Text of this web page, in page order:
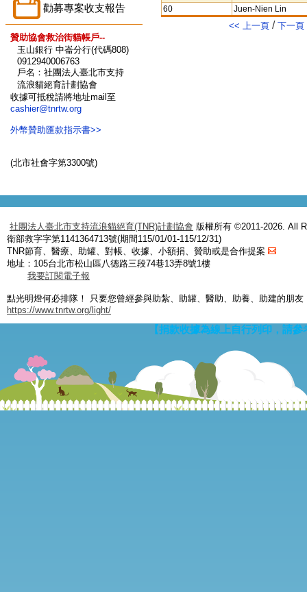
勸募專案收支報告
贊助協會救治街貓帳戶--
玉山銀行 中崙分行(代碼808)
0912940006763
戶名：社團法人臺北市支持
流浪貓絕育計劃協會
收據可抵稅請將地址mail至
cashier@tnrtw.org
外幣贊助匯款指示書>>
(北市社會字第3300號)
60
Juen-Nien Lin
<< 上一頁 / 下一頁
社團法人臺北市支持流浪貓絕育(TNR)計劃協會 版權所有 ©2011-2026. All
衛部救字字第1141364713號(期間115/01/01-115/12/31)
TNR節育、醫療、助罐、對帳、收據、小額捐、贊助或是合作提案
地址：105台北市松山區八德路三段74巷13弄8號1樓
我要訂閱電子報
點光明燈何必排隊！ 只要您曾經參與助紮、助罐、醫助、助養、助建的朋
https://www.tnrtw.org/light/
【捐款收據為線上自行列印，請參